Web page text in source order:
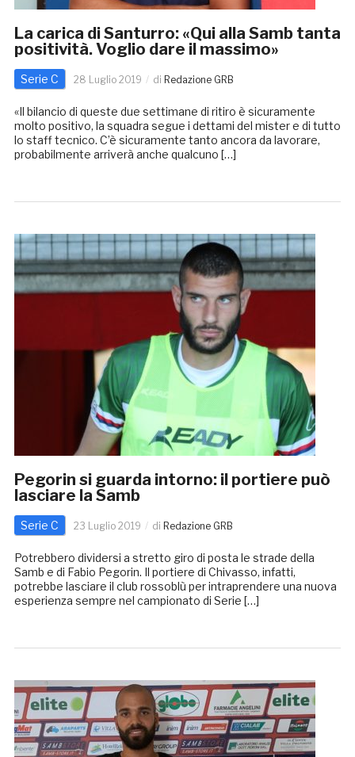
La carica di Santurro: «Qui alla Samb tanta
positività. Voglio dare il massimo»
Serie C 28 Luglio 2019 di Redazione GRB
«Il bilancio di queste due settimane di ritiro è sicuramente
molto positivo, la squadra segue i dettami del mister e di tutto
lo staff tecnico. C’è sicuramente tanto ancora da lavorare,
probabilmente arriverà anche qualcuno […]
Pegorin si guarda intorno: il portiere può
lasciare la Samb
Serie C 23 Luglio 2019 di Redazione GRB
Potrebbero dividersi a stretto giro di posta le strade della
Samb e di Fabio Pegorin. Il portiere di Chivasso, infatti,
potrebbe lasciare il club rossoblù per intraprendere una nuova
esperienza sempre nel campionato di Serie […]